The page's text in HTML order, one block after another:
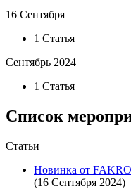
16 Сентября
1 Статья
Сентябрь 2024
1 Статья
Список
Статьи
Новинка от
(16 Сентября 2024)